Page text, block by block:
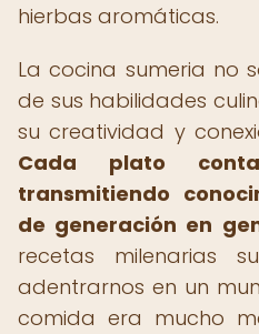
hierbas aromáticas.
La cocina sumeria no
de sus habilidades
su creatividad y
Cada plato
transmitiendo
de generación en
recetas milenarias
adentrarnos en un
comida era mucho